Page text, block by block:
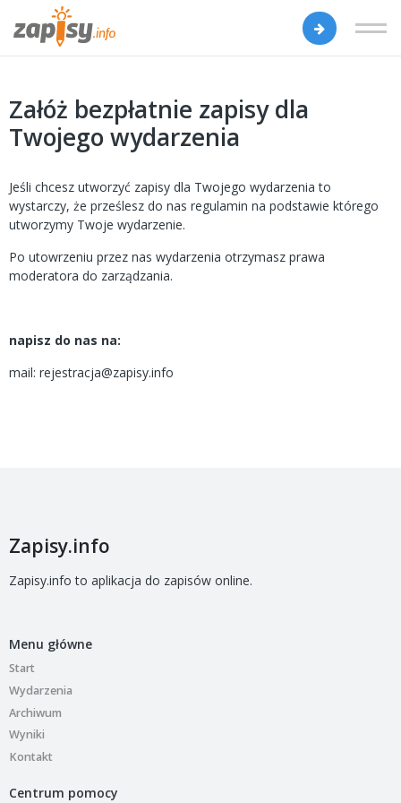
Załóż bezpłatnie zapisy dla
Twojego wydarzenia
Jeśli chcesz utworzyć zapisy dla Twojego wydarzenia to
wystarczy, że prześlesz do nas regulamin na podstawie którego
utworzymy Twoje wydarzenie.
Po utowrzeniu przez nas wydarzenia otrzymasz prawa
moderatora do zarządzania.
napisz do nas na:
mail: rejestracja@zapisy.info
Zapisy.info
Zapisy.info to aplikacja do zapisów online.
Menu główne
Start
Wydarzenia
Archiwum
Wyniki
Kontakt
Centrum pomocy